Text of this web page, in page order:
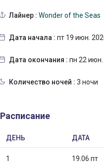
Лайнер : Wonder of the Seas
Дата начала : пт 19 июн.
Дата окончания : пн 22 июн.
Количество ночей : 3 ночи
Расписание
ДЕНЬ ДАТА
1 19.06 пт